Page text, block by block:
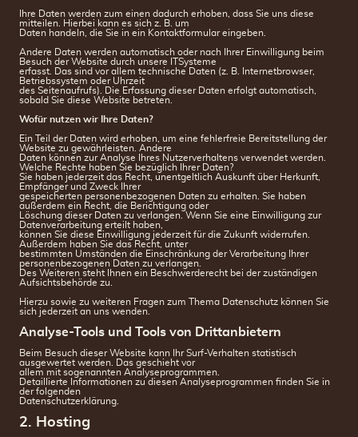
Ihre Daten werden zum einen dadurch erhoben, dass Sie uns diese
mitteilen. Hierbei kann es sich z. B. um
Daten handeln, die Sie in ein Kontaktformular eingeben.
Andere Daten werden automatisch oder nach Ihrer Einwilligung beim
Besuch der Website durch unsere ITSysteme
erfasst. Das sind vor allem technische Daten (z. B. Internetbrowser,
Betriebssystem oder Uhrzeit
des Seitenaufrufs). Die Erfassung dieser Daten erfolgt automatisch,
sobald Sie diese Website betreten.
Wofür nutzen wir Ihre Daten?
Ein Teil der Daten wird erhoben, um eine fehlerfreie Bereitstellung der
Website zu gewährleisten. Andere
Daten können zur Analyse Ihres Nutzerverhaltens verwendet werden.
Welche Rechte haben Sie bezüglich Ihrer Daten?
Sie haben jederzeit das Recht, unentgeltlich Auskunft über Herkunft,
Empfänger und Zweck Ihrer
gespeicherten personenbezogenen Daten zu erhalten. Sie haben
außerdem ein Recht, die Berichtigung oder
Löschung dieser Daten zu verlangen. Wenn Sie eine Einwilligung zur
Datenverarbeitung erteilt haben,
können Sie diese Einwilligung jederzeit für die Zukunft widerrufen.
Außerdem haben Sie das Recht, unter
bestimmten Umständen die Einschränkung der Verarbeitung Ihrer
personenbezogenen Daten zu verlangen.
Des Weiteren steht Ihnen ein Beschwerderecht bei der zuständigen
Aufsichtsbehörde zu.
Hierzu sowie zu weiteren Fragen zum Thema Datenschutz können Sie
sich jederzeit an uns wenden.
Analyse-Tools und Tools von Drittanbietern
Beim Besuch dieser Website kann Ihr Surf-Verhalten statistisch
ausgewertet werden. Das geschieht vor
allem mit sogenannten Analyseprogrammen.
Detaillierte Informationen zu diesen Analyseprogrammen finden Sie in
der folgenden
Datenschutzerklärung.
2. Hosting